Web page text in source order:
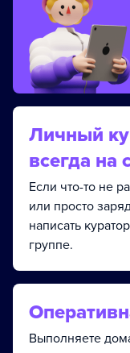
Личный
всегда на
Если что-то не
или просто
написать
группе.
Выполняете